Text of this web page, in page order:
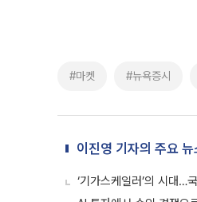
#마켓 #뉴욕증시
이진영 기자의 주요 뉴
‘기가스케일러’의 시대